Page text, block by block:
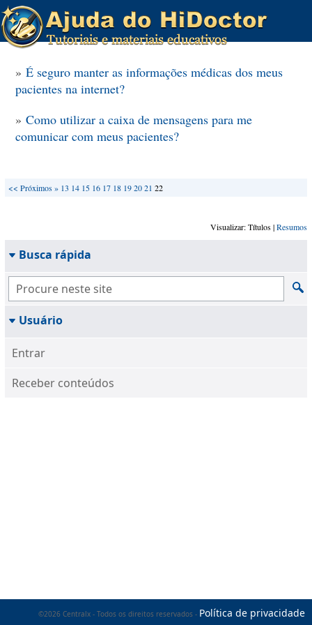
» É seguro manter as informações médicas dos meus
pacientes na internet?
» Como utilizar a caixa de mensagens para me
comunicar com meus pacientes?
<< Próximos » 13 14 15 16 17 18 192021 22
Visualizar: Títulos |Resumos
Busca rápida
Usuário
Entrar
Receber conteúdos
©2026 Centralx - Todos os direitos reservados - Política de privacidade